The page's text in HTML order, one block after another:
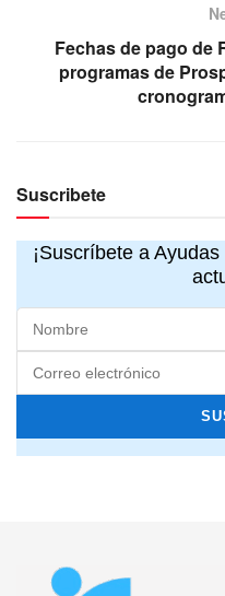
Fechas de pago de
programas de
Suscribete
¡Suscríbete a